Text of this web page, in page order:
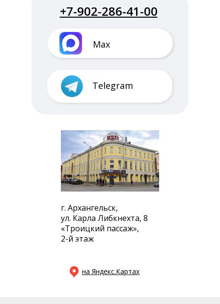
Max
+7-902-286-41-00
Telegram
г. Архангельск,
ул. Карла Либкнехта, 8
«Троицкий пассаж»,
2-й этаж
на Яндекс.Картах